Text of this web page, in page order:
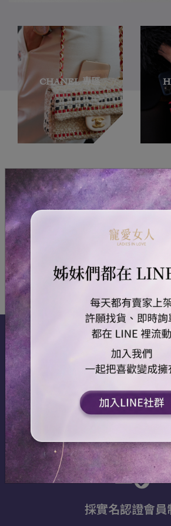
CHANEL 專區
最新商品
今日 今日
‹
金流價金信託好
高鉅科技股份有限公司my pay金流串接，第三方平
心收到貨確認無誤再撥款。提供賣家與消費者
訊流服務的安全交易平台。
採實名認證會員